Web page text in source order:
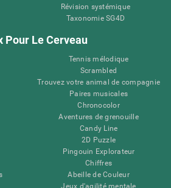
Révision systémique
Taxonomie SG4D
Pour Le Cerveau
Tennis mélodique
Scrambled
Trouvez votre animal de compagnie
Paires musicales
Chronocolor
Aventures de grenouille
Candy Line
2D Puzzle
Pingouin Explorateur
Chiffres
Abeille de Couleur
Jeux d'agilité mentale